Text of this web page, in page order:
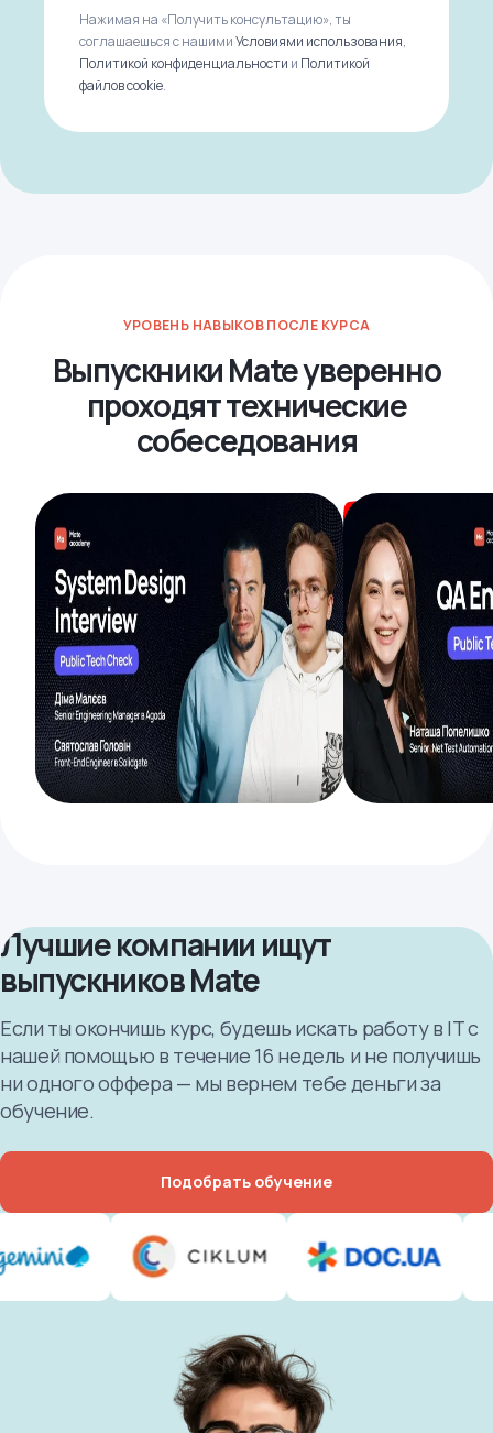
Нажимая на «Получить консультацию», ты
соглашаешься с нашимиУсловиями использования,
Политикой конфиденциальности и Политикой
файлов cookie.
УРОВЕНЬ НАВЫКОВ ПОСЛЕ КУРСА
Выпускники Mate уверенно
проходят технические
собеседования
Лучшие компании ищут
выпускников Mate
Если ты окончишь курс, будешь искать работу в IT с
нашей помощью в течение 16 недель и не получишь
ни одного оффера — мы вернем тебе деньги за
обучение.
Подобрать обучение